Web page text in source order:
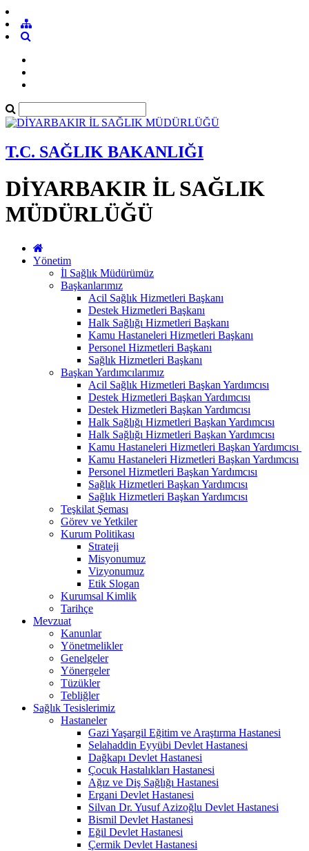
T.C. SAĞLIK BAKANLIĞI
DİYARBAKIR İL SAĞLIK
MÜDÜRLÜĞÜ
Yönetim
İl Sağlık Müdürümüz
Başkanlarımız
Acil Sağlık Hizmetleri Başkanı
Destek Hizmetleri Başkanı
Halk Sağlığı Hizmetleri Başkanı
Kamu Hastaneleri Hizmetleri Başkanı
Personel Hizmetleri Başkanı
Sağlık Hizmetleri Başkanı
Başkan Yardımcılarımız
Acil Sağlık Hizmetleri Başkan Yardımcısı
Destek Hizmetleri Başkan Yardımcısı
Destek Hizmetleri Başkan Yardımcısı
Halk Sağlığı Hizmetleri Başkan Yardımcısı
Halk Sağlığı Hizmetleri Başkan Yardımcısı
Kamu Hastaneleri Hizmetleri Başkan Yardımcısı ​
Kamu Hastaneleri Hizmetleri Başkan Yardımcısı
Personel Hizmetleri Başkan Yardımcısı
Sağlık Hizmetleri Başkan Yardımcısı
Sağlık Hizmetleri Başkan Yardımcısı
Teşkilat Şeması
Görev ve Yetkiler
Kurum Politikası
Strateji
Misyonumuz
Vizyonumuz
Etik Slogan
Kurumsal Kimlik
Tarihçe
Mevzuat
Kanunlar
Yönetmelikler
Genelgeler
Yönergeler
Tüzükler
Tebliğler
Sağlık Tesislerimiz
Hastaneler
Gazi Yaşargil Eğitim ve Araştırma Hastanesi
Selahaddin Eyyübi Devlet Hastanesi
Dağkapı Devlet Hastanesi
Çocuk Hastalıkları Hastanesi
Ağız ve Diş Sağlığı Hastanesi
Ergani Devlet Hastanesi
Silvan Dr. Yusuf Azizoğlu Devlet Hastanesi
Bismil Devlet Hastanesi
Eğil Devlet Hastanesi
Çermik Devlet Hastanesi